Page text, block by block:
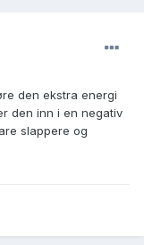
den ekstra energi
den inn i en negativ
slappere og